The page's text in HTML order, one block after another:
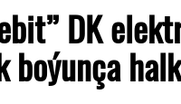
DK
boýunça